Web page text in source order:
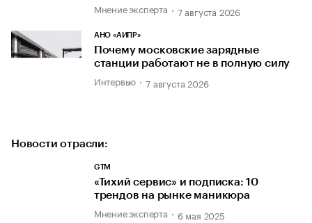
Мнение эксперта 7 августа 2026
АНО «АИПР»
Почему московские зарядные
станции работают не в полную силу
Интервью 7 августа 2026
Новости отрасли:
GTM
«Тихий сервис» и подписка: 10
трендов на рынке маникюра
Мнение эксперта 6 мая 2025